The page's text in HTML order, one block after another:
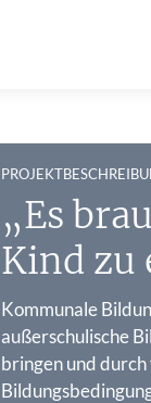
„Es
Kind zu
Kommunale
außerschulische
bringen und